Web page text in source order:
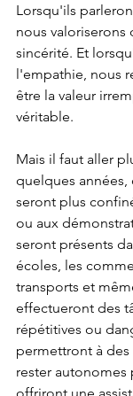
Lorsqu'ils
nous valoriserons
sincérité. Et
l'empathie, nous
être la valeur
véritable.
Mais il faut aller
quelques années,
seront plus
ou aux
seront présents
écoles, les
transports et
effectueront des
répétitives ou
permettront à
rester autonomes